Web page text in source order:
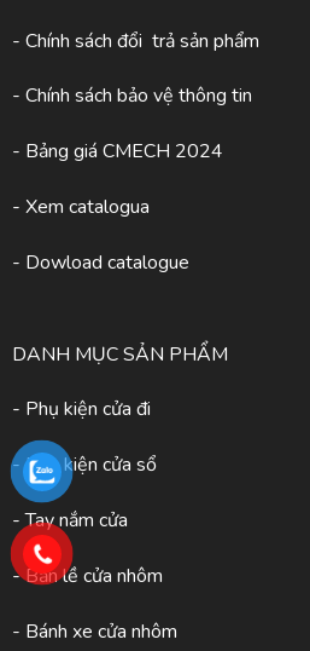
- Chính sách đổi trả sản phẩm
- Chính sách bảo vệ thông tin
- Bảng giá CMECH 2024
- Xem catalogua
- Dowload catalogue
DANH MỤC SẢN PHẨM
- Phụ kiện cửa đi
- Phụ kiện cửa sổ
- Tay nắm cửa
- Bản lề cửa nhôm
- Bánh xe cửa nhôm